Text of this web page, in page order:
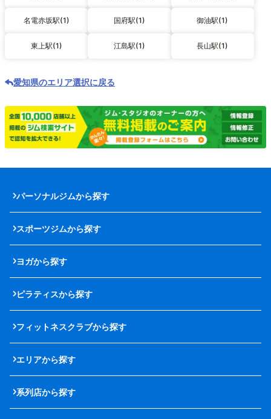
名電赤坂駅(1) 国府駅(1) 御油駅(1)
東上駅(1) 江島駅(1) 長山駅(1)
愛知県のエリア選択に戻る
パーソナルジムから探す
スポーツジムから探す
ヨガから探す
ピラティスから探す
フィットネスクラブから探す
エリアから探す
系列店から探す